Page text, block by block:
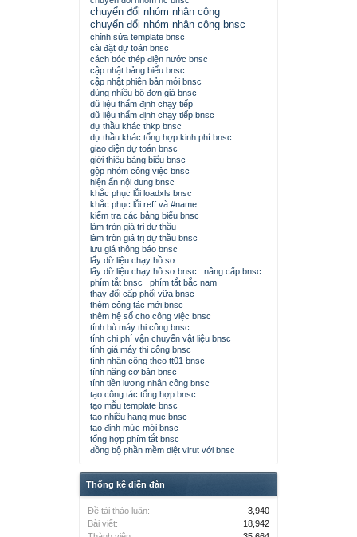
chuyển đổi nhóm nhân công
chuyển đổi nhóm nhân công bnsc
chỉnh sửa template bnsc
cài đặt dự toán bnsc
cách bóc thép điện nước bnsc
cập nhật bảng biểu bnsc
cập nhật phiên bản mới bnsc
dùng nhiều bộ đơn giá bnsc
dữ liệu thẩm định chạy tiếp
dữ liệu thẩm định chạy tiếp bnsc
dự thầu khác thkp bnsc
dự thầu khác tổng hợp kinh phí bnsc
giao diện dự toán bnsc
giới thiệu bảng biểu bnsc
gộp nhóm công việc bnsc
hiện ẩn nội dung bnsc
khắc phục lỗi loadxls bnsc
khắc phục lỗi reff và #name
kiểm tra các bảng biểu bnsc
làm tròn giá trị dự thầu
làm tròn giá trị dự thầu bnsc
lưu giá thông báo bnsc
lấy dữ liệu chạy hồ sơ
lấy dữ liệu chạy hồ sơ bnsc
nâng cấp bnsc
phím tắt bnsc
phím tắt bắc nam
thay đổi cấp phối vữa bnsc
thêm công tác mới bnsc
thêm hệ số cho công việc bnsc
tính bù máy thi công bnsc
tính chi phí vận chuyển vật liệu bnsc
tính giá máy thi công bnsc
tính nhân công theo tt01 bnsc
tính năng cơ bản bnsc
tính tiền lương nhân công bnsc
tạo công tác tổng hợp bnsc
tạo mẫu template bnsc
tạo nhiều hạng mục bnsc
tạo định mức mới bnsc
tổng hợp phím tắt bnsc
đồng bộ phần mềm diệt virut với bnsc
Thống kê diễn đàn
Đề tài thảo luận:
3,940
Bài viết:
18,942